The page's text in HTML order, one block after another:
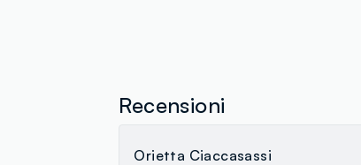
Recensioni
Orietta Ciaccasassi